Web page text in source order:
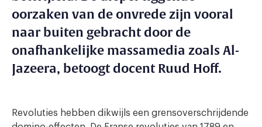
oorzaken van de onvrede zijn vooral
naar buiten gebracht door de
onafhankelijke massamedia zoals Al-
Jazeera, betoogt docent Ruud Hoff.
Revoluties hebben dikwijls een grensoverschrijdende